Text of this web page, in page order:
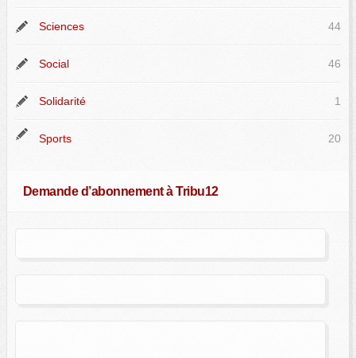
Sciences 44
Social 46
Solidarité 1
Sports 20
Demande d’abonnement à Tribu12